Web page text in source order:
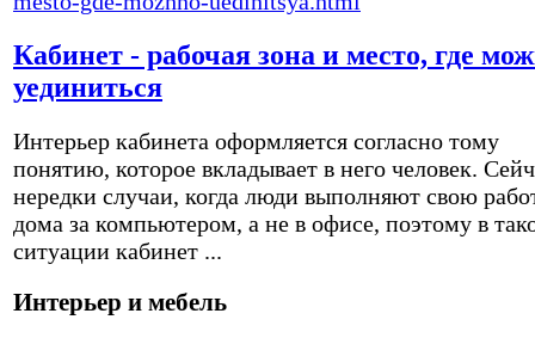
Кабинет - рабочая зона и место, где
уединиться
Интерьер кабинета оформляется согласно тому
понятию, которое вкладывает в него человек.
нередки случаи, когда люди выполняют свою
дома за компьютером, а не в офисе, поэтому в
ситуации кабинет ...
Интерьер и мебель